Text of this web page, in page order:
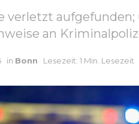
verletzt
an
in Bonn Lesezeit: 1 Min. Lesezeit